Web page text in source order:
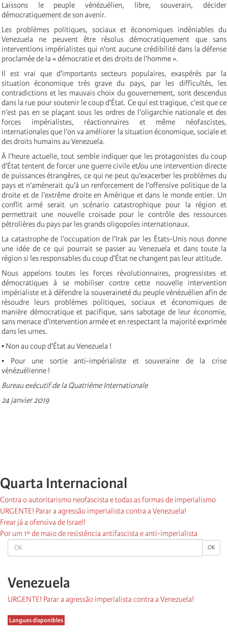
OK OK
Venezuela
URGENTE! Parar a agressão imperialista contra a Venezuela!
Langues disponibles
Laissons le peuple vénézuélien, libre, souverain, décider
démocratiquement de son avenir.
Les problèmes politiques, sociaux et économiques indéniables du
Venezuela ne peuvent être résolus démocratiquement que sans
interventions impérialistes qui n’ont aucune crédibilité dans la défense
proclamée de la « démocratie et des droits de l’homme ».
Il est vrai que d’importants secteurs populaires, exaspérés par la
situation économique très grave du pays, par les difficultés, les
contradictions et les mauvais choix du gouvernement, sont descendus
dans la rue pour soutenir le coup d’État. Ce qui est tragique, c’est que ce
n’est pas en se plaçant sous les ordres de l’oligarchie nationale et des
forces impérialistes, réactionnaires et même néofascistes,
internationales que l’on va améliorer la situation économique, sociale et
des droits humains au Venezuela.
À l’heure actuelle, tout semble indiquer que les protagonistes du coup
d’État tentent de forcer une guerre civile et/ou une intervention directe
de puissances étrangères, ce qui ne peut qu’exacerber les problèmes du
pays et n’amènerait qu’à un renforcement de l’offensive politique de la
droite et de l’extrême droite en Amérique et dans le monde entier. Un
conflit armé serait un scénario catastrophique pour la région et
permettrait une nouvelle croisade pour le contrôle des ressources
pétrolières du pays par les grands oligopoles internationaux.
La catastrophe de l’occupation de l’Irak par les États-Unis nous donne
une idée de ce qui pourrait se passer au Venezuela et dans toute la
région si les responsables du coup d’État ne changent pas leur attitude.
Nous appelons toutes les forces révolutionnaires, progressistes et
démocratiques à se mobiliser contre cette nouvelle intervention
impérialiste et à défendre la souveraineté du peuple vénézuélien afin de
résoudre leurs problèmes politiques, sociaux et économiques de
manière démocratique et pacifique, sans sabotage de leur économie,
sans menace d’intervention armée et en respectant la majorité exprimée
dans les urnes.
• Non au coup d’État au Venezuela !
• Pour une sortie anti-impérialiste et souveraine de la crise
vénézuélienne !
Bureau exécutif de la Quatrième Internationale
24 janvier 2019
Quarta Internacional
Contra o autoritarismo neofascista e todas as formas de imperialismo
URGENTE! Parar a agressão imperialista contra a Venezuela!
Frear já a ofensiva de Israel!
Por um 1º de maio de resistência antifascista e anti-imperialista